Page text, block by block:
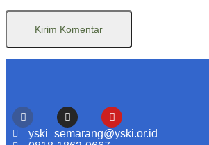
yski_semarang@yski.or.id